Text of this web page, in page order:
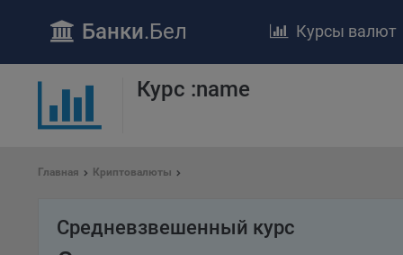
Банки.Бел Курсы валют
Курс :name
Главная Криптовалюты
Средневзвешенный курс